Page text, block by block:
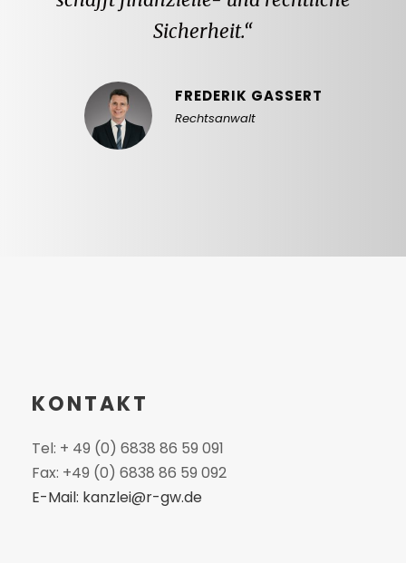
Sicherheit.“
FREDERIK GASSERT
Rechtsanwalt
KONTAKT
Tel: + 49 (0) 6838 86 59 091
Fax: +49 (0) 6838 86 59 092
E-Mail: ­kanzlei@r-gw.de